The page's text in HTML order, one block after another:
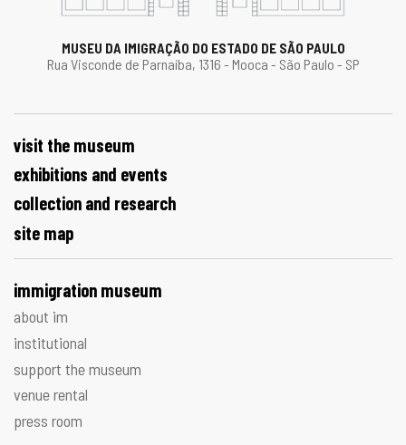
MUSEU DA IMIGRAÇÃO DO ESTADO DE SÃO PAULO
Rua Visconde de Parnaíba, 1316 - Mooca - São Paulo - SP
visit the museum
exhibitions and events
collection and research
site map
immigration museum
about im
institutional
support the museum
venue rental
press room